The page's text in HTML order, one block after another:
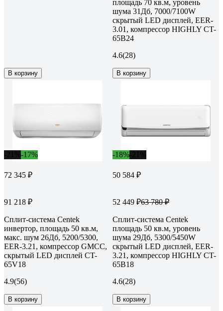
В корзину
площадь 70 кв.м, уровень
шума 31Дб, 7000/7100W
скрытый LED дисплей, EER-
3.01, компрессор HIGHLY CT-
65B24
4.6(28)
В корзину
-17%
72 345 ₽
91 218 ₽
Сплит-система Centek
инвертор, площадь 50 кв.м,
макс. шум 26Дб, 5200/5300,
EER-3.21, компрессор GMCC,
скрытый LED дисплей CT-
65V18
4.9(56)
В корзину
-18%
50 584 ₽
52 449 ₽63 780 ₽
Сплит-система Centek
площадь 50 кв.м, уровень
шума 29Дб, 5300/5450W
скрытый LED дисплей, EER-
3.21, компрессор HIGHLY CT-
65B18
4.6(28)
В корзину